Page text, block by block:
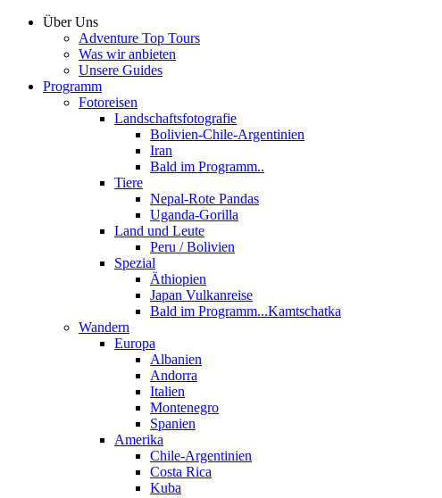
Über Uns
Adventure Top Tours
Was wir anbieten
Unsere Guides
Programm
Fotoreisen
Landschaftsfotografie
Bolivien-Chile-Argentinien
Iran
Bald im Programm..
Tiere
Nepal-Rote Pandas
Uganda-Gorilla
Land und Leute
Peru / Bolivien
Spezial
Äthiopien
Japan Vulkanreise
Bald im Programm...Kamtschatka
Wandern
Europa
Albanien
Andorra
Italien
Montenegro
Spanien
Amerika
Chile-Argentinien
Costa Rica
Kuba